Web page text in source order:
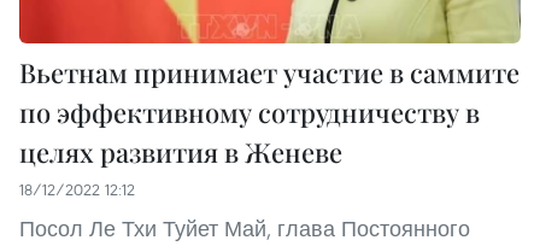
Вьетнам принимает участие в саммите
по эффективному сотрудничеству в
целях развития в Женеве
18/12/2022 12:12
Посол Ле Тхи Туйет Май, глава Постоянного